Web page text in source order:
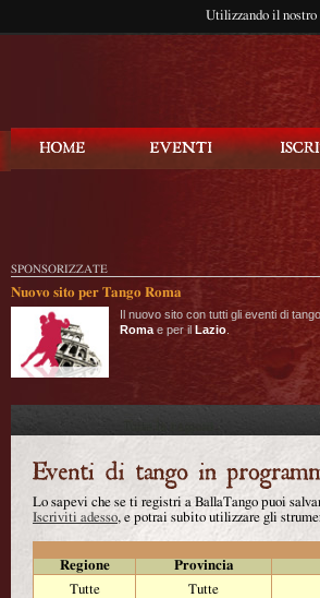
Utilizzando il nostro
SPONSORIZZATE
Nuovo sito per Tango Roma
Il nuovo sito con tutti gli eventi di
Roma e per il Lazio
Lo sapevi che se ti registri a BallaTango puoi
Iscriviti adesso, e potrai subito utilizzare gli
Regione
Provincia
Tutte
Tutte